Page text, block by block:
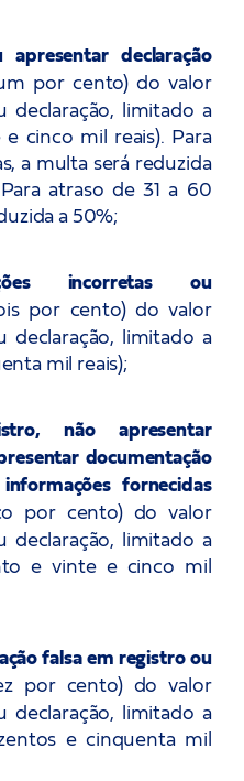
declaração
por cento) do valor
declaração, limitado a
cinco mil reais). Para
a multa será reduzida
atraso de 31 a 60
a 50%;
incorretas ou
por cento) do valor
declaração, limitado a
mil reais);
não apresentar
documentação
fornecidas
por cento) do valor
declaração, limitado a
e vinte e cinco mil
falsa em registro ou
por cento) do valor
declaração, limitado a
e cinquenta mil